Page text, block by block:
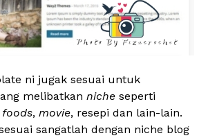
ni jugak sesuai untuk
melibatkan niche seperti
foods, movie, resepi dan lain-lain.
sangatlah dengan niche blog